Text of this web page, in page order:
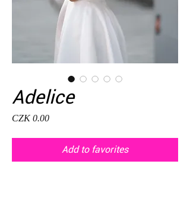
Adelice
CZK 0.00Price
Add to favorites